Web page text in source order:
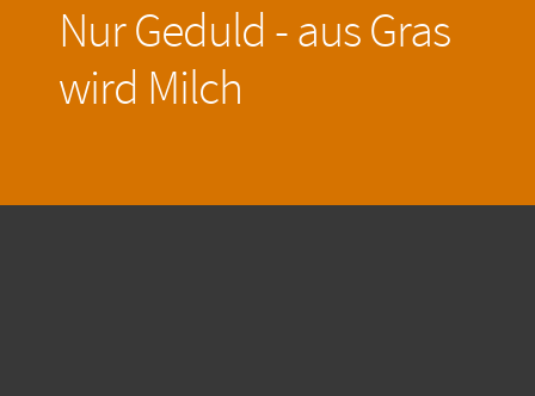
Nur Geduld - aus Gras
wird Milch